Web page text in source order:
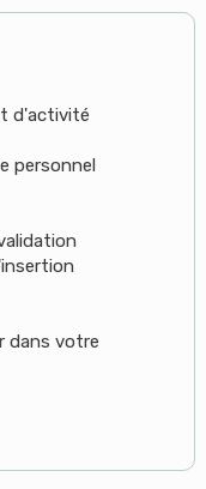
d'activité
personnel
dans votre